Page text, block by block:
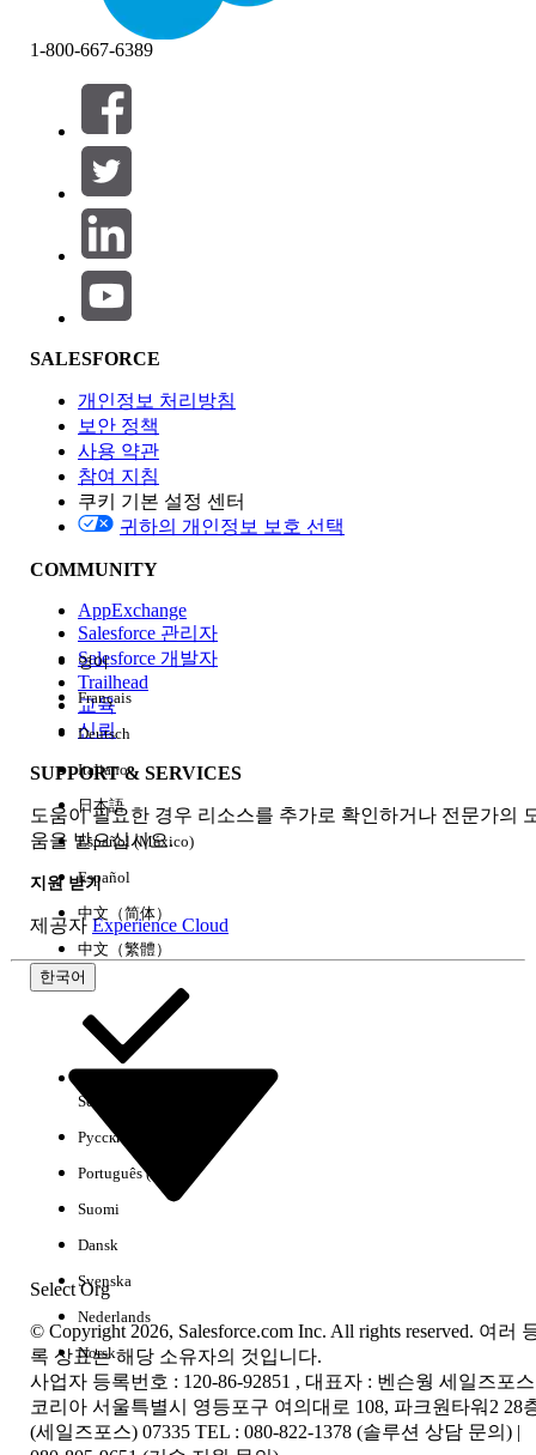
필터 (0)
필터 선택
제품 영역
기능 영향
Edition
경험
키워드의 맞춤법을 확인하십시오.
필터 수를 줄여 검색 범위를 확장하십시오.
도움말 검색
전체 Salesforce 도움말 검색
1-800-667-6389
SALESFORCE
개인정보 처리방침
보안 정책
사용 약관
참여 지침
쿠키 기본 설정 센터
귀하의 개인정보 보호 선택
COMMUNITY
AppExchange
Salesforce 관리자
Salesforce 개발자
Trailhead
교육
신뢰
SUPPORT & SERVICES
도움이 필요한 경우 리소스를 추가로 확인하거나 전문가의
움을 받으십시오.
지원 받기
제공자 Experience Cloud
한국어
Select Org
영어
Français
Deutsch
Italiano
日本語
Español (México)
Español
中文（简体）
中文（繁體）
Select Org
Русский
Português (Brasil)
Suomi
Dansk
Svenska
Nederlands
Norsk
© Copyright 2026, Salesforce.com Inc. All rights reserved. 여러
록 상표는 해당 소유자의 것입니다.
사업자 등록번호 : 120-86-92851 , 대표자 : 벤슨웡 세일즈포스
코리아 서울특별시 영등포구 여의대로 108, 파크원타워2 28
(세일즈포스) 07335 TEL : 080-822-1378 (솔루션 상담 문의) |